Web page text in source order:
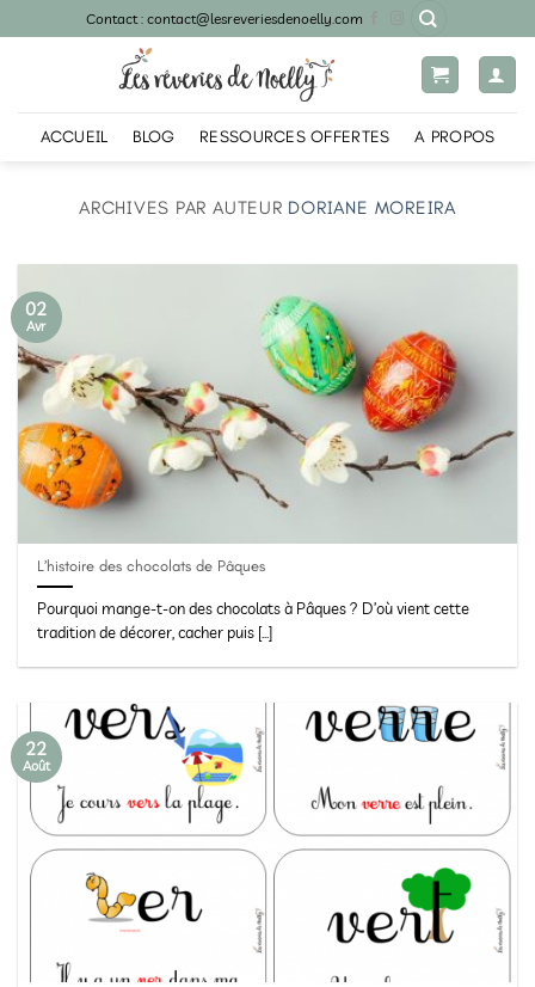
au
Contact : contact@lesreveriesdenoelly.com
ACCUEIL BLOG RESSOURCES OFFERTES A PROPOS
ARCHIVES PAR AUTEUR DORIANE MOREIRA
L’histoire des chocolats de Pâques
Pourquoi mange-t-on des chocolats à Pâques ? D’où vient cette
tradition de décorer, cacher puis [...]
02
Avr
22
Août